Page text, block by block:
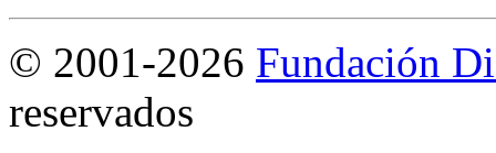
© 2001-2026 Fundación
reservados